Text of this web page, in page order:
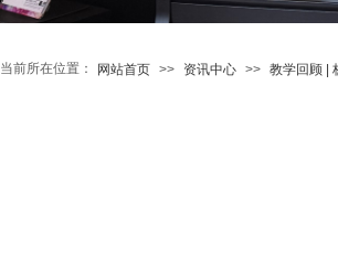
网站首页 >> 资讯中心 >> 教学回顾 |
当前所在位置：